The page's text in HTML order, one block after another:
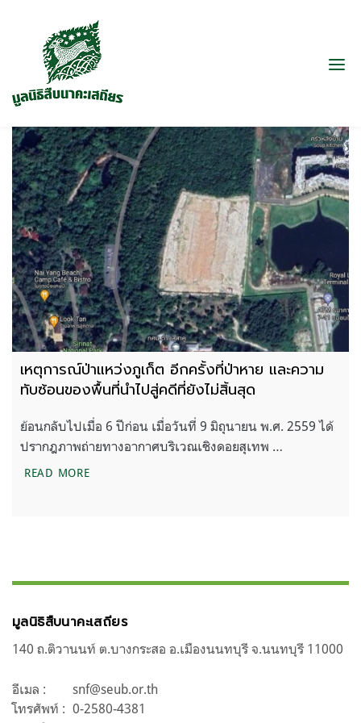
เหตุการณ์ป่าแหว่งภูเก็ต อีกครั้งที่ป่าหาย และความ
ทับซ้อนของพื้นที่นำไปสู่คดีที่ยังไม่สิ้นสุด
ย้อนกลับไปเมื่อ 6 ปีก่อน เมื่อวันที่ 9 มิถุนายน พ.ศ. 2559 ได้
ปรากฎภาพถ่ายทางอากาศบริเวณเชิงดอยสุเทพ …
READ MOREเหตุการณ์ป่าแหว่งภูเก็ต อีกครั้งที่ป่าหาย และความทั
มูลนิธิสืบนาคะเสถียร
140 ถ.ติวานนท์ ต.บางกระสอ อ.เมืองนนทบุรี จ.นนทบุรี 11000
อีเมล :
snf@seub.or.th
โทรศัพท์ : 0-2580-4381